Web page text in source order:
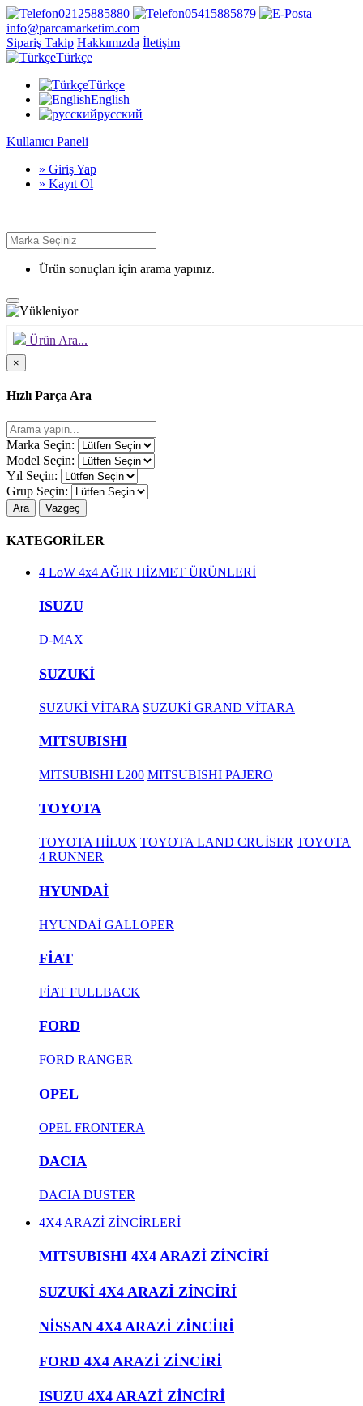
02125885880
05415885879
info@parcamarketim.com
Sipariş Takip Hakkımızda İletişim
Türkçe
Türkçe
English
русский
Kullanıcı Paneli
» Giriş Yap
» Kayıt Ol
Ürün sonuçları için arama yapınız.
Ürün Ara...
×
Hızlı Parça Ara
Marka Seçin:
Model Seçin:
Yıl Seçin:
Grup Seçin:
Ara Vazgeç
KATEGORİLER
4 LoW 4x4 AĞIR HİZMET ÜRÜNLERİ
ISUZU
D-MAX
SUZUKİ
SUZUKİ VİTARA SUZUKİ GRAND VİTARA
MITSUBISHI
MITSUBISHI L200 MITSUBISHI PAJERO
TOYOTA
TOYOTA HİLUX TOYOTA LAND CRUİSER TOYOTA
4 RUNNER
HYUNDAİ
HYUNDAİ GALLOPER
FİAT
FİAT FULLBACK
FORD
FORD RANGER
OPEL
OPEL FRONTERA
DACIA
DACIA DUSTER
4X4 ARAZİ ZİNCİRLERİ
MITSUBISHI 4X4 ARAZİ ZİNCİRİ
SUZUKİ 4X4 ARAZİ ZİNCİRİ
NİSSAN 4X4 ARAZİ ZİNCİRİ
FORD 4X4 ARAZİ ZİNCİRİ
ISUZU 4X4 ARAZİ ZİNCİRİ